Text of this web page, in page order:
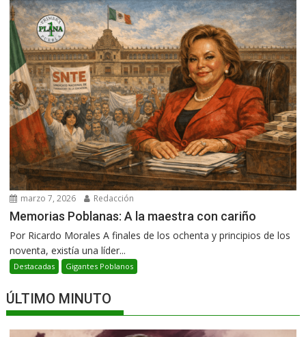
marzo 7, 2026 Redacción
Memorias Poblanas: A la maestra con cariño
Por Ricardo Morales A finales de los ochenta y principios de los
noventa, existía una líder...
Destacadas Gigantes Poblanos
ÚLTIMO MINUTO